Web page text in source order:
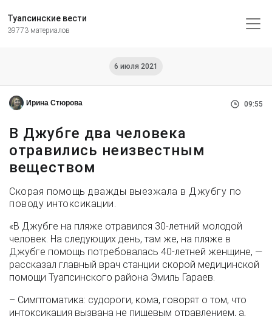
Туапсинские вести
39773 материалов
6 июля 2021
Ирина Стюрова 09:55
В Джубге два человека
отравились неизвестным
веществом
Скорая помощь дважды выезжала в Джубгу по
поводу интоксикации.
«В Джубге на пляже отравился 30-летний молодой
человек. На следующих день, там же, на пляже в
Джубге помощь потребовалась 40-летней женщине, —
рассказал главный врач станции скорой медицинской
помощи Туапсинского района Эмиль Гараев.
– Симптоматика: судороги, кома, говорят о том, что
интоксикация вызвана не пищевым отравлением, а,